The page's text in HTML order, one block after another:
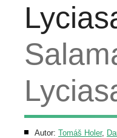
Autor: Tomáš Holer,